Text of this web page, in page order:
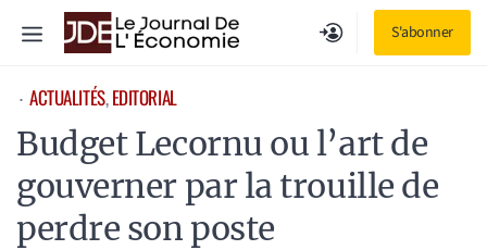
S'abonner
Menu
⋅ ACTUALITÉS, EDITORIAL
Budget Lecornu ou l’art de
gouverner par la trouille de
perdre son poste